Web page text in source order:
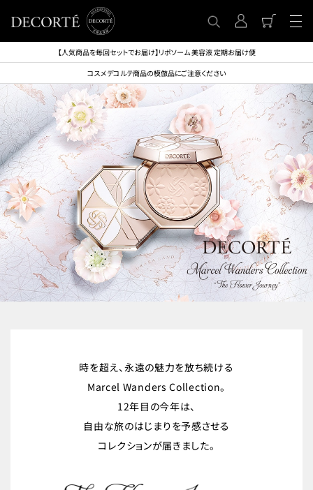
【人気商品を毎回セットでお届け】リポソーム 美容液 定期お届け便
コスメデコルテ商品の模倣品にご注意ください
時を超え、永遠の魅力を放ち続ける
Marcel Wanders Collection。
12年目の今年は、
自由な旅のはじまりを予感させる
コレクションが届きました。